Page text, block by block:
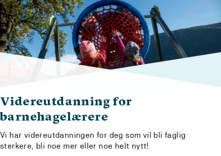
Videreutdanning for
barnehagelærere
Vi har videreutdanningen for deg som vil bli faglig
sterkere, bli noe mer eller noe helt nytt!